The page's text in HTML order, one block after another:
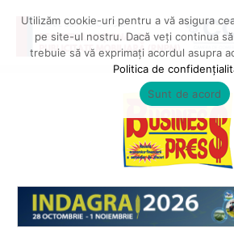
Utilizăm cookie-uri pentru a vă asigura
pe site-ul nostru. Dacă veți continua
trebuie să vă exprimați acordul asupra
Politica de
Sunt de acord